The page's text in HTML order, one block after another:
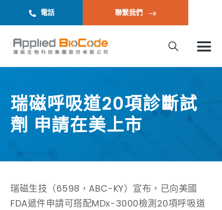
電話 聯繫我們
瑞磁呼吸道20項診斷試
劑 申請在美上市
瑞磁生技（6598，ABC-KY）宣布，已向美國
FDA遞件申請可搭配MDx-3000檢測20項呼吸道